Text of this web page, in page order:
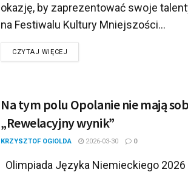
okazję, by zaprezentować swoje
na Festiwalu Kultury Mniejszości...
CZYTAJ WIĘCEJ
Na tym polu Opolanie nie mają
„Rewelacyjny wynik”
KRZYSZTOF OGIOLDA 2026-03-30 0
Olimpiada Języka Niemieckiego 2026